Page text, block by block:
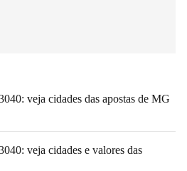
veja cidades das apostas de MG
veja cidades e valores das